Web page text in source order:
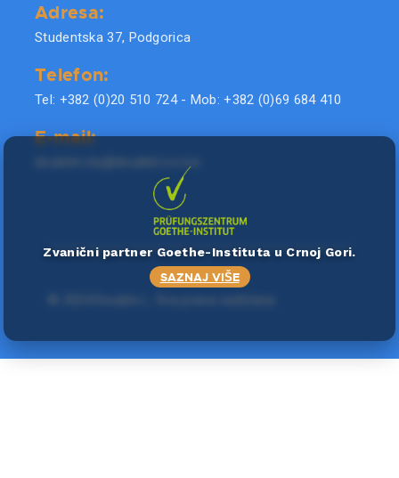
Adresa:
Studentska 37, Podgorica
Telefon:
Tel: +382 (0)20 510 724 - Mob: +382 (0)69 684 410
E-mail:
Zvanični partner Goethe-Instituta u Crnoj Gori.
SAZNAJ VIŠE